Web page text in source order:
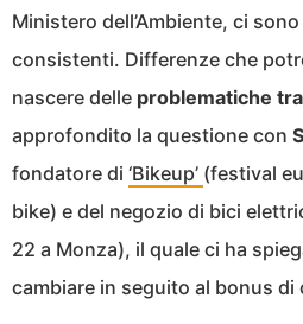
Ministero dell’Ambiente, ci
consistenti. Differenze che
nascere delle problematiche
approfondito la questione con
fondatore di ‘Bikeup’ (festival
bike) e del negozio di bici
22 a Monza), il quale ci ha
cambiare in seguito al bonus